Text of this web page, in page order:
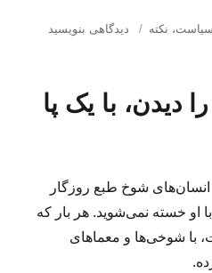
، نکته
برای
همه
کس
هنوز
دیدگاهی بنویسید
دیدن، با یک پا
شوخ طبع روزگار
او خسته نمی‌شوید. هر بار که
با شوخی‌ها و معماهای